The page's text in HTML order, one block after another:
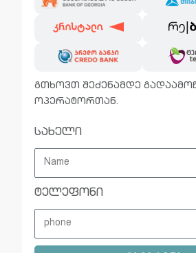
გთხოვთ შეძენამდე
ოპერატორთან.
სახელი
ტელეფონი